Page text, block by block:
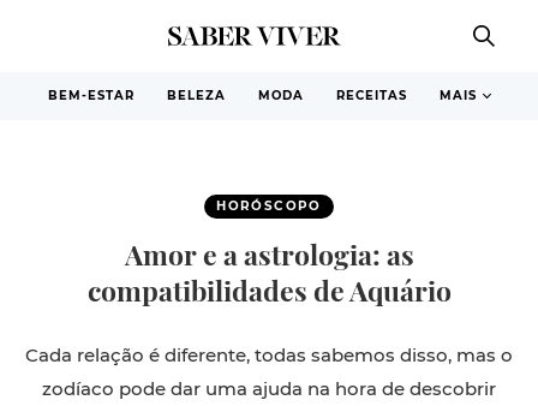
BEM-ESTAR BELEZA MODA RECEITAS MAIS
HORÓSCOPO
Amor e a astrologia: as
compatibilidades de Aquário
Cada relação é diferente, todas sabemos disso, mas o
zodíaco pode dar uma ajuda na hora de descobrir